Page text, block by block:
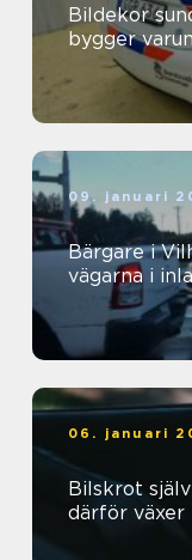
Bildekor sundsvall
bygger
09. januari
Bärgare i
vägarna i
06. januari
Bilskrot
därför växer